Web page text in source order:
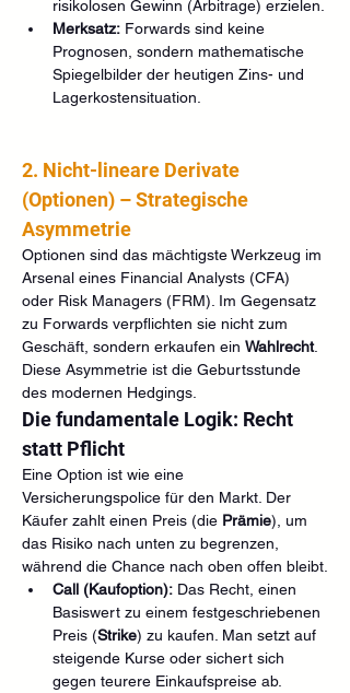
risikolosen Gewinn (Arbitrage) erzielen.
Merksatz: Forwards sind keine
Prognosen, sondern mathematische
Spiegelbilder der heutigen Zins- und
Lagerkostensituation.
2. Nicht-lineare Derivate
(Optionen) – Strategische
Asymmetrie
Optionen sind das mächtigste Werkzeug im
Arsenal eines Financial Analysts (CFA)
oder Risk Managers (FRM). Im Gegensatz
zu Forwards verpflichten sie nicht zum
Geschäft, sondern erkaufen ein Wahlrecht.
Diese Asymmetrie ist die Geburtsstunde
des modernen Hedgings.
Die fundamentale Logik: Recht
statt Pflicht
Eine Option ist wie eine
Versicherungspolice für den Markt. Der
Käufer zahlt einen Preis (die Prämie), um
das Risiko nach unten zu begrenzen,
während die Chance nach oben offen bleibt.
Call (Kaufoption): Das Recht, einen
Basiswert zu einem festgeschriebenen
Preis (Strike) zu kaufen. Man setzt auf
steigende Kurse oder sichert sich
gegen teurere Einkaufspreise ab.